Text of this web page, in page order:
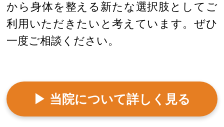
から身体を整える新たな選択肢としてご
利用いただきたいと考えています。ぜひ
一度ご相談ください。
▶ 当院について詳しく見る